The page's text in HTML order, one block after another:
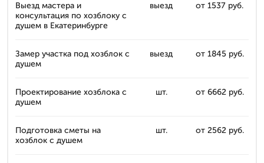
Выезд мастера и
консультация по хозблоку с
душем в Екатеринбурге
выезд от 1537 руб.
Замер участка под хозблок с
душем
выезд от 1845 руб.
Проектирование хозблока с
душем
шт. от 6662 руб.
Подготовка сметы на
хозблок с душем
шт. от 2562 руб.